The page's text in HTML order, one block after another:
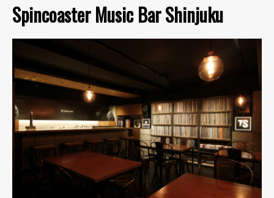
Spincoaster Music Bar Shinjuku